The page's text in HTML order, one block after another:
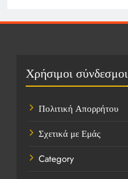
Πολιτική
Υγεία
Ψυχαγωγία
Χρήσιμοι σύνδεσμοι
Πολιτική Απορρήτου
Σχετικά με Εμάς
Category